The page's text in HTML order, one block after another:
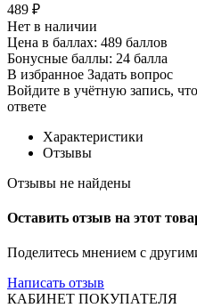
489 ₽
Нет в наличии
Цена в баллах: 489 баллов
Бонусные баллы: 24 балла
В избранное Задать вопрос
Войдите в учётную запись,
ответе
Характеристики
Отзывы
Отзывы не найдены
Оставить отзыв на этот
Поделитесь мнением с
Написать отзыв
КАБИНЕТ ПОКУПАТЕЛЯ